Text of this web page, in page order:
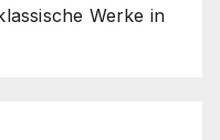
Werke in